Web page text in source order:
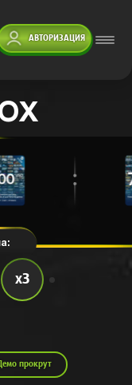
АВТОРИЗАЦИЯ
x3
прокрут